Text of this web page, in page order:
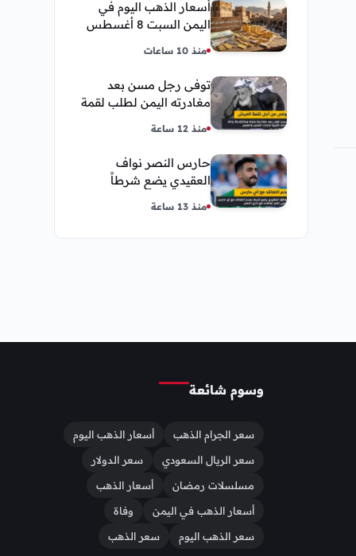
أسعار الذهب اليوم في
اليمن السبت 8 أغسطس
وعدن
منذ 10 ساعات
توفى رجل مسن بعد
مغادرته اليمن لطلب لقمة
يقدمها لإبنته
منذ 12 ساعة
حارس النصر نواف
العقيدي يضع شرطاً
النادي
منذ 13 ساعة
وسوم شائعة
سعر الجرام الذهب
أسعار الذهب اليوم
سعر الريال السعودي
سعر الدولار
مسلسلات رمضان
أسعار الذهب
أسعار الذهب في اليمن
وفاة
سعر الذهب اليوم
سعر الذهب